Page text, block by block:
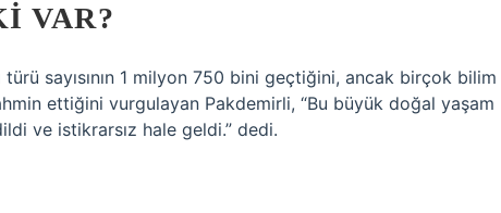
VAR?
sayısının 1 milyon 750 bini geçtiğini, ancak birçok bilim
ettiğini vurgulayan Pakdemirli, “Bu büyük doğal yaşam
ve istikrarsız hale geldi.” dedi.